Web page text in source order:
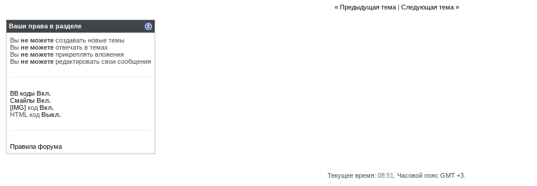
« Предыдущая тема| Следующая тема »
Ваши права в разделе
Вы не можете создавать новые темы
Вы не можете отвечать в темах
Вы не можете прикреплять вложения
Вы не можете редактировать свои сообщения
BB коды Вкл.
Смайлы Вкл.
[IMG] код Вкл.
HTML код Выкл.
Правила форума
Текущее время: 08:51 . Часовой пояс GMT +3.